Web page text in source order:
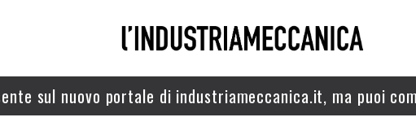
sul nuovo portale di industriameccanica.it, ma puoi